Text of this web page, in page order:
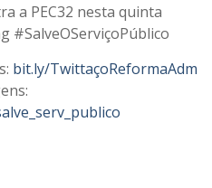
a PEC32 nesta quinta
#SalveOServiçoPúblico
bit.ly/TwittaçoReformaAdm